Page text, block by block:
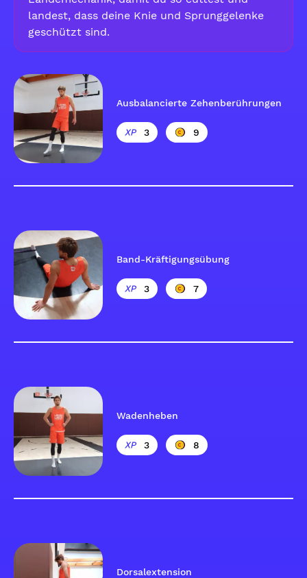
landest, dass deine Knie und Sprunggelenke
geschützt sind.
Ausbalancierte Zehenberührungen
3 9
Band-Kräftigungsübung
3 7
Wadenheben
3 8
Dorsalextension